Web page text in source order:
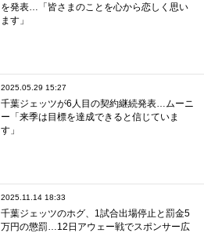
を発表…「皆さまのことを心から恋しく思い
ます」
2025.05.29 15:27
千葉ジェッツが6人目の契約継続発表…ムーニ
ー「来季は目標を達成できると信じていま
す」
2025.11.14 18:33
千葉ジェッツのホグ、1試合出場停止と罰金5
万円の懲罰…12日アウェー戦でスポンサー広